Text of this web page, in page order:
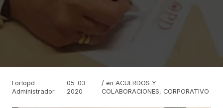
Forlopd
Administrador
05-03-
2020
/ en ACUERDOS Y
COLABORACIONES, CORPORATIVO